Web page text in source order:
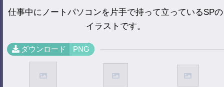
仕事中にノートパソコンを片手で持って立っているSPの
イラストです。
ダウンロード PNG